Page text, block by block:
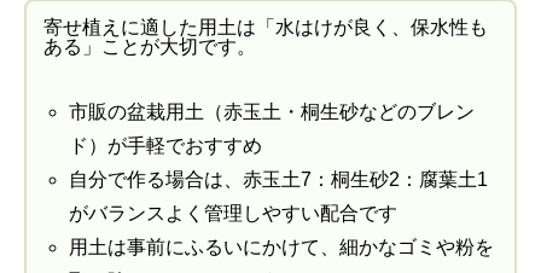
寄せ植えに適した用土は「水はけが良く、保水性も
ある」ことが大切です。
市販の盆栽用土（赤玉土・桐生砂などのブレン
ド）が手軽でおすすめ
自分で作る場合は、赤玉土7：桐生砂2：腐葉土1
がバランスよく管理しやすい配合です
用土は事前にふるいにかけて、細かなゴミや粉を